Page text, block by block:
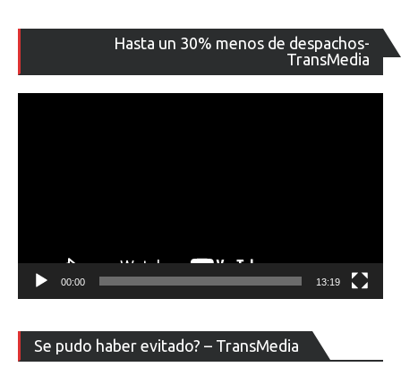
Hasta un 30% menos de despachos-
TransMedia
de
00:00 13:19
Se pudo haber evitado? – TransMedia
de